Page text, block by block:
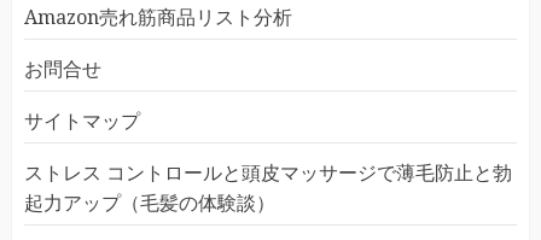
Amazon売れ筋商品リスト分析
お問合せ
サイトマップ
ストレス コントロールと頭皮マッサージで薄毛防止と勃
起力アップ（毛髪の体験談）